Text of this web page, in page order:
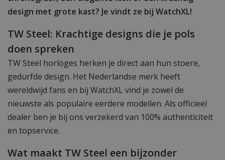
design met grote kast? Je vindt ze bij WatchXL!
TW Steel: Krachtige designs die je pols
doen spreken
TW Steel horloges herken je direct aan hun stoere,
gedurfde design. Het Nederlandse merk heeft
wereldwijd fans en bij WatchXL vind je zowel de
nieuwste als populaire eerdere modellen. Als officieel
dealer ben je bij ons verzekerd van 100% authenticiteit
en topservice.
Wat maakt TW Steel een bijzonder